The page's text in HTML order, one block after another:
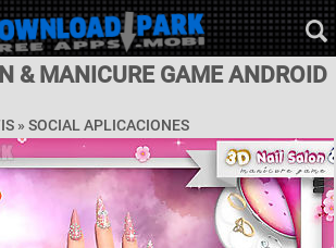
& MANICURE GAME ANDROID
» SOCIAL APLICACIONES